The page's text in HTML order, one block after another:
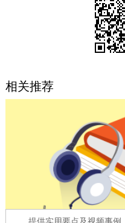
便民服务
政民互动
12345网上接诉即办
参与调查
相关推荐